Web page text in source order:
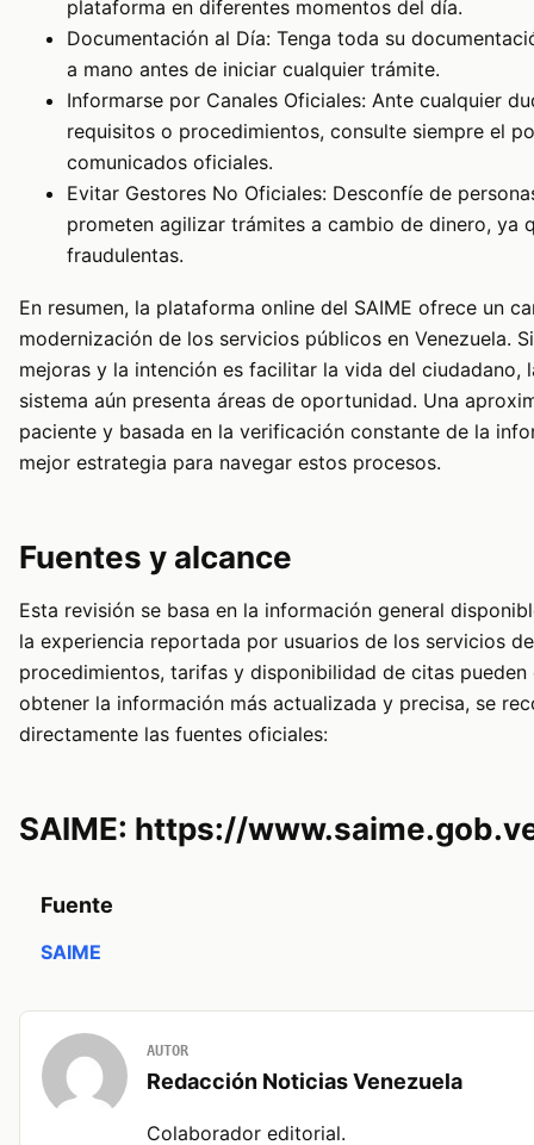
plataforma en diferentes momentos del día.
Documentación al Día: Tenga toda su
a mano antes de iniciar cualquier trámite.
Informarse por Canales Oficiales: Ante cualquier
requisitos o procedimientos, consulte siempre el
comunicados oficiales.
Evitar Gestores No Oficiales: Desconfíe de
prometen agilizar trámites a cambio de dinero, ya
fraudulentas.
En resumen, la plataforma online del SAIME ofrece un
modernización de los servicios públicos en Venezuela.
mejoras y la intención es facilitar la vida del ciudadano,
sistema aún presenta áreas de oportunidad. Una
paciente y basada en la verificación constante de la
mejor estrategia para navegar estos procesos.
Fuentes y alcance
Esta revisión se basa en la información general
la experiencia reportada por usuarios de los servicios
procedimientos, tarifas y disponibilidad de citas pueden
obtener la información más actualizada y precisa, se
directamente las fuentes oficiales:
SAIME: https://
Fuente
SAIME
AUTOR
Redacción Noticias Venezuela
Colaborador editorial.